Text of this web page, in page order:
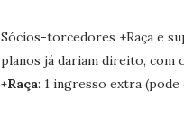
Sócios-torcedores +Raça e
planos já dariam direito, com
+Raça: 1 ingresso extra